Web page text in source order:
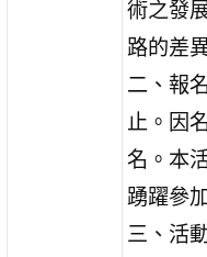
術之發
路的差
二、報
止。因
名。本
踴躍參
三、活